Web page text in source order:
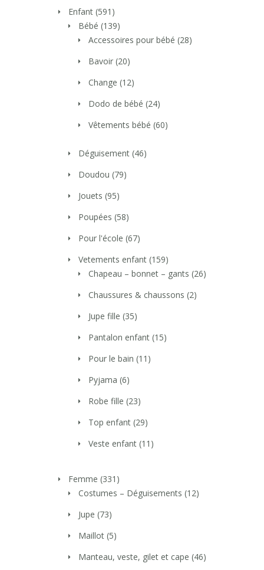
Enfant (591)
Bébé (139)
Accessoires pour bébé (28)
Bavoir (20)
Change (12)
Dodo de bébé (24)
Vêtements bébé (60)
Déguisement (46)
Doudou (79)
Jouets (95)
Poupées (58)
Pour l'école (67)
Vetements enfant (159)
Chapeau – bonnet – gants (26)
Chaussures & chaussons (2)
Jupe fille (35)
Pantalon enfant (15)
Pour le bain (11)
Pyjama (6)
Robe fille (23)
Top enfant (29)
Veste enfant (11)
Femme (331)
Costumes – Déguisements (12)
Jupe (73)
Maillot (5)
Manteau, veste, gilet et cape (46)